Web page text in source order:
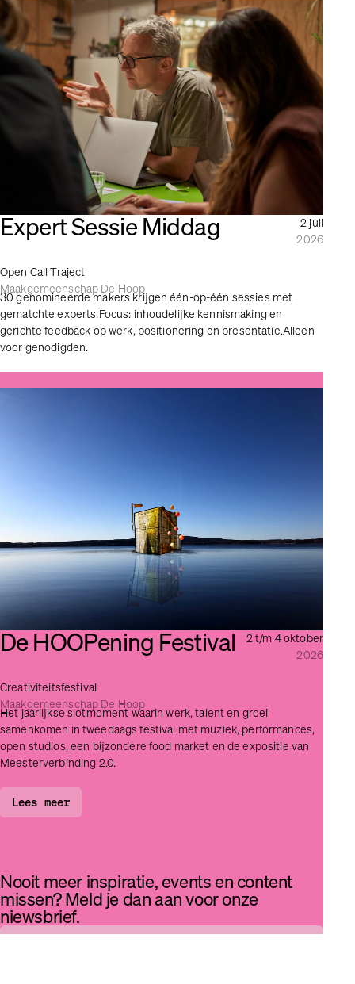
Expert Sessie Middag
2 juli
2026
Open Call Traject
Maakgemeenschap De Hoop
30 genomineerde makers krijgen één-op-één sessies met
gematchte experts.Focus: inhoudelijke kennismaking en
gerichte feedback op werk, positionering en presentatie.Alleen
voor genodigden.
De HOOPening Festival
2 t/m 4 oktober
2026
Creativiteitsfestival
Maakgemeenschap De Hoop
Het jaarlijkse slotmoment waarin werk, talent en groei
samenkomen in tweedaags festival met muziek, performances,
open studios, een bijzondere food market en de expositie van
Meesterverbinding 2.0.
Lees meer
Nooit meer inspiratie, events en content
missen? Meld je dan aan voor onze
niewsbrief.